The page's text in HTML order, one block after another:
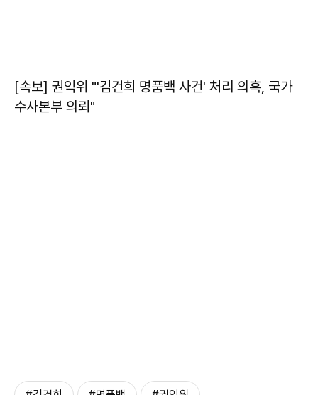
[속보] 권익위 "'김건희 명품백 사건' 처리 의혹, 국가
수사본부 의뢰"